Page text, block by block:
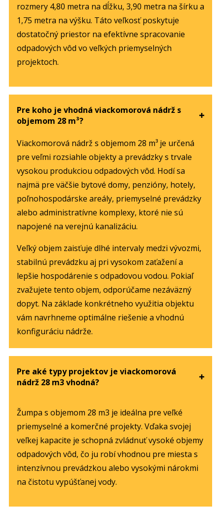
rozmery 4,80 metra na dĺžku, 3,90 metra na šírku a
1,75 metra na výšku. Táto veľkosť poskytuje
dostatočný priestor na efektívne spracovanie
odpadových vôd vo veľkých priemyselných
projektoch.
Pre koho je vhodná viackomorová nádrž s
objemom 28 m³?
Viackomorová nádrž s objemom 28 m³ je určená
pre veľmi rozsiahle objekty a prevádzky s trvale
vysokou produkciou odpadových vôd. Hodí sa
najmä pre väčšie bytové domy, penzióny, hotely,
poľnohospodárske areály, priemyselné prevádzky
alebo administratívne komplexy, ktoré nie sú
napojené na verejnú kanalizáciu.
Veľký objem zaisťuje dlhé intervaly medzi vývozmi,
stabilnú prevádzku aj pri vysokom zaťažení a
lepšie hospodárenie s odpadovou vodou. Pokiaľ
zvažujete tento objem, odporúčame nezáväzný
dopyt. Na základe konkrétneho využitia objektu
vám navrhneme optimálne riešenie a vhodnú
konfiguráciu nádrže.
Pre aké typy projektov je viackomorová
nádrž 28 m3 vhodná?
Žumpa s objemom 28 m3 je ideálna pre veľké
priemyselné a komerčné projekty. Vďaka svojej
veľkej kapacite je schopná zvládnuť vysoké objemy
odpadových vôd, čo ju robí vhodnou pre miesta s
intenzívnou prevádzkou alebo vysokými nárokmi
na čistotu vypúšťanej vody.